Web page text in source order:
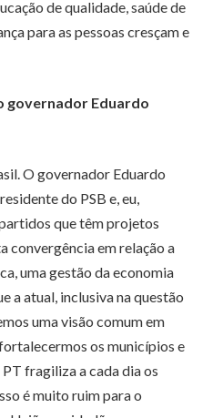
de qualidade, saúde de
para as pessoas cresçam e
governador Eduardo
O governador Eduardo
do PSB e, eu,
que têm projetos
convergência em relação a
uma gestão da economia
a atual, inclusiva na questão
uma visão comum em
os municípios e
fragiliza a cada dia os
é muito ruim para o